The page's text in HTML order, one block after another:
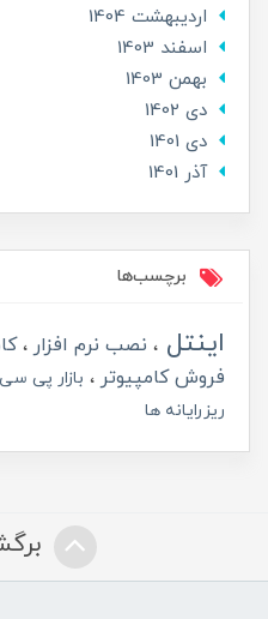
ارديبهشت 1404
اسفند 1403
بهمن 1403
دی 1402
دی 1401
آذر 1401
برچسب‌ها
اینتل نصب نرم افزار
فروش کامپیوتر
بازار پی سی
ریزرایانه ها